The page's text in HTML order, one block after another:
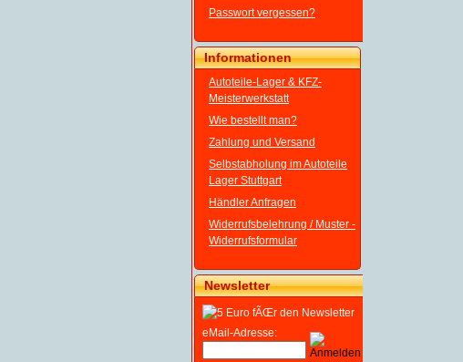
Passwort vergessen?
Informationen
Autoteile-Lager & KFZ-
Meisterwerkstatt
Wie bestellt man?
Zahlung und Versand
Selbstabholung im Autoteile
Lager Stuttgart
Händler Anfragen
Widerrufsbelehrung / Muster -
Widerrufsformular
Newsletter
eMail-Adresse: